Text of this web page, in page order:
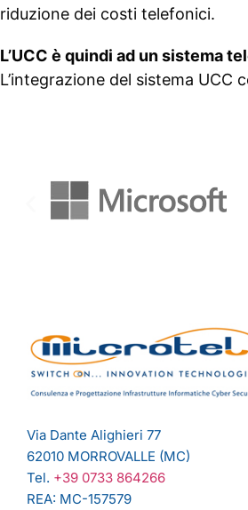
riduzione dei costi telefonici.
L’UCC è quindi ad un sistema
L’integrazione del sistema UCC
Via Dante Alighieri 77
62010 MORROVALLE (MC)
Tel. +39 0733 864266
REA: MC-157579